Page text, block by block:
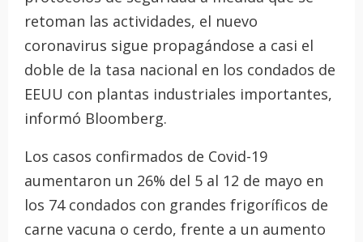
retoman las actividades, el nuevo
coronavirus sigue propagándose a casi el
doble de la tasa nacional en los condados de
EEUU con plantas industriales importantes,
informó Bloomberg.
Los casos confirmados de Covid-19
aumentaron un 26% del 5 al 12 de mayo en
los 74 condados con grandes frigoríficos de
carne vacuna o cerdo, frente a un aumento